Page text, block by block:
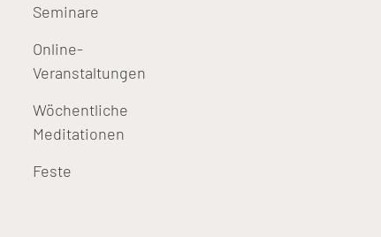
Seminare
Online-
Veranstaltungen
Wöchentliche
Meditationen
Feste